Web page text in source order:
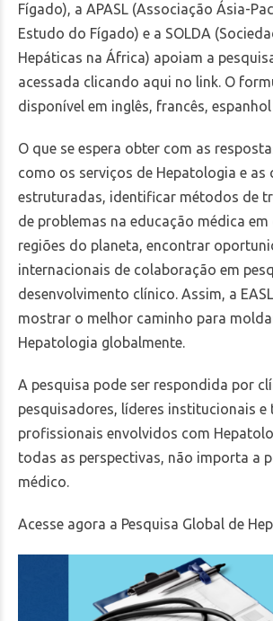
Fígado), a APASL (Associação Ásia-
Estudo do Fígado) e a SOLDA (
Hepáticas na África) apoiam a
acessada clicando aqui no link. O
disponível em inglês, francês, espanhol
O que se espera obter com as
como os serviços de Hepatologia e as
estruturadas, identificar métodos de
de problemas na educação médica
regiões do planeta, encontrar
internacionais de colaboração em
desenvolvimento clínico. Assim, a
mostrar o melhor caminho para
Hepatologia globalmente.
A pesquisa pode ser respondida por
pesquisadores, líderes institucionais e
profissionais envolvidos com
todas as perspectivas, não importa a
médico.
Acesse agora a Pesquisa Global de